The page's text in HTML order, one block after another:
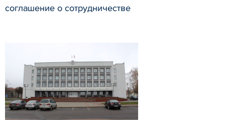
соглашение о сотрудничестве